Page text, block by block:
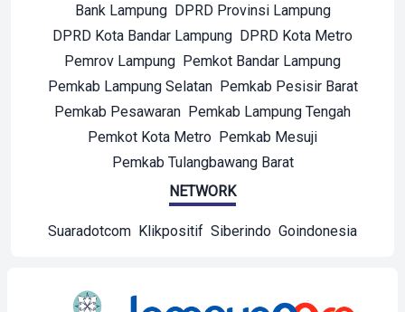
Bank Lampung DPRD Provinsi Lampung
DPRD Kota Bandar Lampung DPRD Kota Metro
Pemrov Lampung Pemkot Bandar Lampung
Pemkab Lampung Selatan Pemkab Pesisir Barat
Pemkab Pesawaran Pemkab Lampung Tengah
Pemkot Kota Metro Pemkab Mesuji
Pemkab Tulangbawang Barat
NETWORK
Suaradotcom Klikpositif Siberindo Goindonesia